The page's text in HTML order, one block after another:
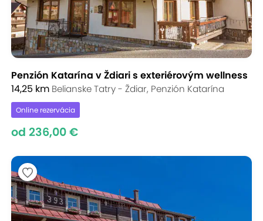
Penzión Katarína v Ždiari s exteriérovým wellness
14,25 km Belianske Tatry - Ždiar, Penzión Katarína
Online rezervácia
od 236,00 €